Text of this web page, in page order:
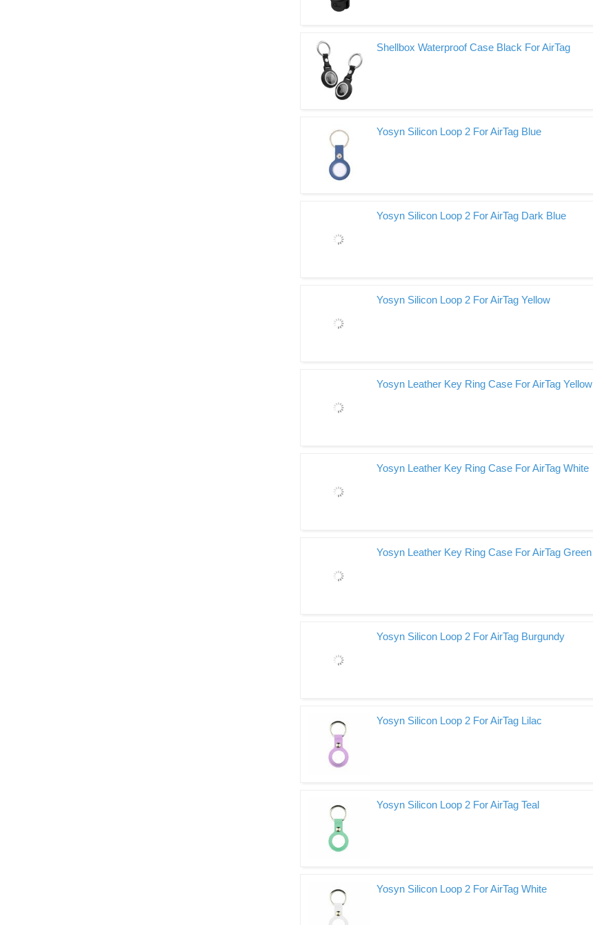
Shellbox Waterproof Case Black For AirTag
Yosyn Silicon Loop 2 For AirTag Blue
Yosyn Silicon Loop 2 For AirTag Dark Blue
Yosyn Silicon Loop 2 For AirTag Yellow
Yosyn Leather Key Ring Case For AirTag Yellow
Yosyn Leather Key Ring Case For AirTag White
Yosyn Leather Key Ring Case For AirTag Green
Yosyn Silicon Loop 2 For AirTag Burgundy
Yosyn Silicon Loop 2 For AirTag Lilac
Yosyn Silicon Loop 2 For AirTag Teal
Yosyn Silicon Loop 2 For AirTag White